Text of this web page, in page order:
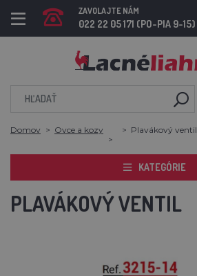
ZAVOLAJTE NÁM
022 22 05 171 (PO-PIA 9-15)
Domov Ovce a kozy Plavákový ventil
KATEGÓRIE
PLAVÁKOVÝ VENTIL